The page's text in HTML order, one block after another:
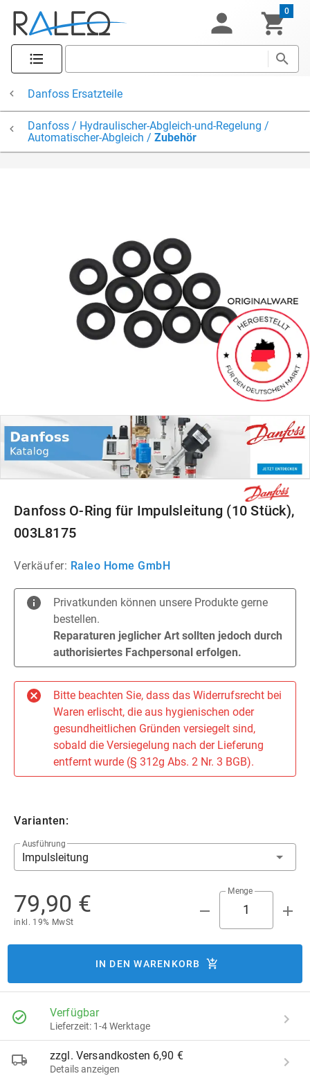
0
Danfoss Ersatzteile
Danfoss / Hydraulischer-Abgleich-und-Regelung /
Automatischer-Abgleich / Zubehör
Danfoss O-Ring für Impulsleitung (10 Stück),
003L8175
Verkäufer: Raleo Home GmbH
Privatkunden können unsere Produkte gerne
bestellen.
Reparaturen jeglicher Art sollten jedoch durch
authorisiertes Fachpersonal erfolgen.
Bitte beachten Sie, dass das Widerrufsrecht bei
Waren erlischt, die aus hygienischen oder
gesundheitlichen Gründen versiegelt sind,
sobald die Versiegelung nach der Lieferung
entfernt wurde (§ 312g Abs. 2 Nr. 3 BGB).
Varianten:
Ausführung
Impulsleitung
79,90 €
inkl. 19% MwSt
Menge
IN DEN WARENKORB
Verfügbar
Lieferzeit: 1-4 Werktage
zzgl. Versandkosten 6,90 €
Details anzeigen